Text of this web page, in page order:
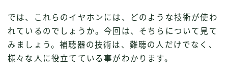
では、これらのイヤホンには、どのような技術が使わ
れているのでしょうか。今回は、そちらについて見て
みましょう。補聴器の技術は、難聴の人だけでなく、
様々な人に役立てている事がわかります。